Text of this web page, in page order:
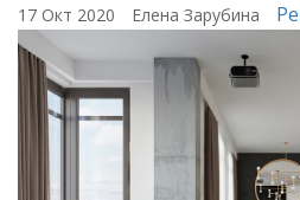
17 Окт 2020 Елена Зарубина